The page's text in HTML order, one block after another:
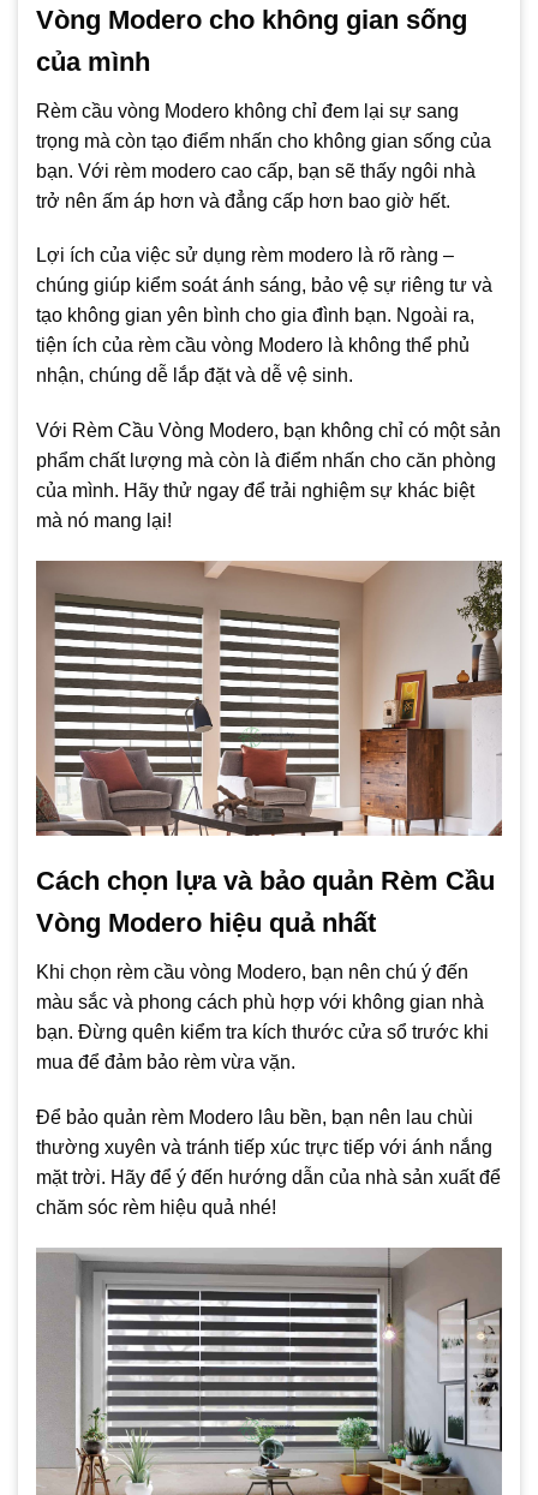
Vòng Modero cho không gian sống
của mình
Rèm cầu vòng Modero không chỉ đem lại sự sang
trọng mà còn tạo điểm nhấn cho không gian sống của
bạn. Với rèm modero cao cấp, bạn sẽ thấy ngôi nhà
trở nên ấm áp hơn và đẳng cấp hơn bao giờ hết.
Lợi ích của việc sử dụng rèm modero là rõ ràng –
chúng giúp kiểm soát ánh sáng, bảo vệ sự riêng tư và
tạo không gian yên bình cho gia đình bạn. Ngoài ra,
tiện ích của rèm cầu vòng Modero là không thể phủ
nhận, chúng dễ lắp đặt và dễ vệ sinh.
Với Rèm Cầu Vòng Modero, bạn không chỉ có một sản
phẩm chất lượng mà còn là điểm nhấn cho căn phòng
của mình. Hãy thử ngay để trải nghiệm sự khác biệt
mà nó mang lại!
Cách chọn lựa và bảo quản Rèm Cầu
Vòng Modero hiệu quả nhất
Khi chọn rèm cầu vòng Modero, bạn nên chú ý đến
màu sắc và phong cách phù hợp với không gian nhà
bạn. Đừng quên kiểm tra kích thước cửa sổ trước khi
mua để đảm bảo rèm vừa vặn.
Để bảo quản rèm Modero lâu bền, bạn nên lau chùi
thường xuyên và tránh tiếp xúc trực tiếp với ánh nắng
mặt trời. Hãy để ý đến hướng dẫn của nhà sản xuất để
chăm sóc rèm hiệu quả nhé!